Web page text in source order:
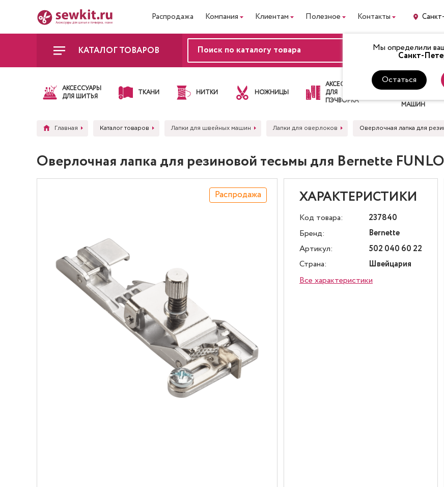
Распродажа Компания Клиентам Полезное Контакты
Мы определили
Санкт-
Остаться
КАТАЛОГ ТОВАРОВ ВХОД
АКСЕССУАРЫ
ДЛЯ ШИТЬЯ
ТКАНИ НИТКИ НОЖНИЦЫ
АКСЕССУАРЫ
ДЛЯ
ПЭЧВОРКА
ЛАПКИ
ДЛЯ
МАШИН
Главная Каталог товаров Лапки для швейных машин Лапки для оверлоков Оверлочная лапка для
Оверлочная лапка для резиновой тесьмы для Bernette
Распродажа ХАРАКТЕРИСТИКИ
Код товара:
237840
Бренд:
Bernette
Артикул:
502 040 60 22
Страна:
Швейцария
Все характеристики